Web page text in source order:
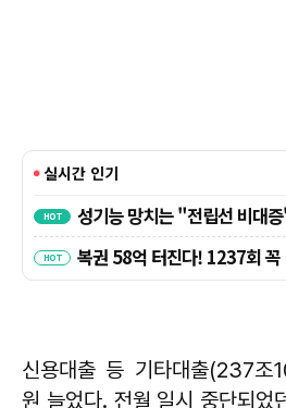
신용대출 등 기타대출(237
원 늘었다. 전월 일시 중단되었